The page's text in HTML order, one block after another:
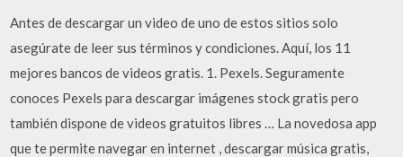
Antes de descargar un video de uno de estos sitios solo
asegúrate de leer sus términos y condiciones. Aquí, los 11
mejores bancos de videos gratis. 1. Pexels. Seguramente
conoces Pexels para descargar imágenes stock gratis pero
también dispone de videos gratuitos libres … La novedosa app
que te permite navegar en internet , descargar música gratis,